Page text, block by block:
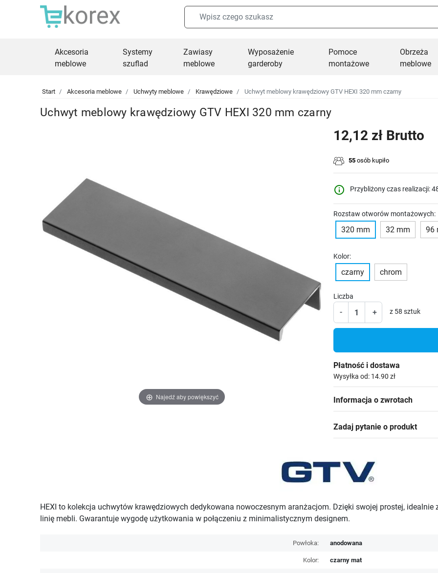
Akcesoria
meblowe
Systemy
szuflad
Zawiasy
meblowe
Wyposażenie
garderoby
Pomoce
montażowe
Obrzeża
meblowe
Start Akcesoria meblowe Uchwyty meblowe Krawędziowe Uchwyt meblowy krawędziowy GTV HEXI 320 mm czarny
Uchwyt meblowy krawędziowy GTV HEXI 320 mm czarny
Najedź aby powiększyć
12,12 zł Brutto
55 osób kupiło
info_outline Przybliżony czas realizacji:
Rozstaw otworów montażowych:
320 mm 32 mm 96
Kolor:
czarny chrom
Liczba
- + z 58 sztuk
Płatność i dostawa
Wysyłka od: 14.90 zł
Informacja o zwrotach
Zadaj pytanie o produkt
HEXI to kolekcja uchwytów krawędziowych dedykowana nowoczesnym aranżacjom. Dzięki swojej prostej,
linię mebli. Gwarantuje wygodę użytkowania w połączeniu z minimalistycznym designem.
Powłoka: anodowana
Kolor: czarny mat